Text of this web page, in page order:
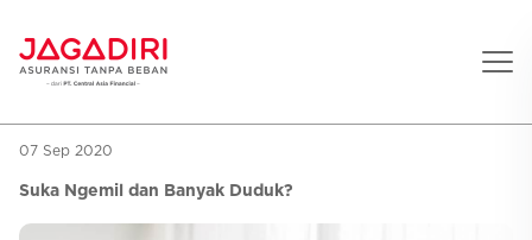
Beranda
Asuransi Pribadi
07 Sep 2020
Suka Ngemil dan Banyak Duduk?